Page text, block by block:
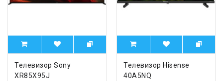
Телевизор Sony
XR85X95J
Телевизор Hisense
40A5NQ